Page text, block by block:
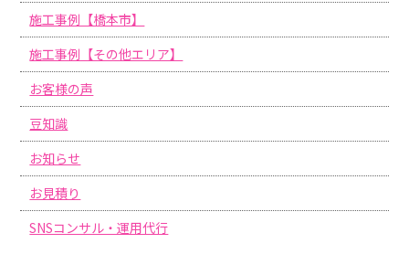
施工事例【橋本市】
施工事例【その他エリア】
お客様の声
豆知識
お知らせ
お見積り
SNSコンサル・運用代行